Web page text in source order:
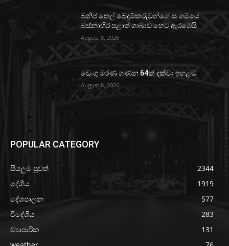
ඛනිජ තෙල් බෙදුම්කරුවන්ගේ සංගමයේ
බස්නාහිර පළාත් ශාඛාව හෙට ඇරඹෙයි
August 8, 2026
ඩෙංගු මරණ ගණන 64ක් දක්වා ඉහළට
August 8, 2026
POPULAR CATEGORY
සියලුම පුවත්
2344
දේශීය
1919
දේශපාලන
577
විදේශීය
283
ව්‍යාපාරික
131